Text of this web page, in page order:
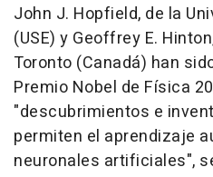
John J. Hopfield, de la
(USE) y Geoffrey E.
Toronto (Canadá) han
Premio Nobel de Física
"descubrimientos e
permiten el aprendizaje
neuronales artificiales",